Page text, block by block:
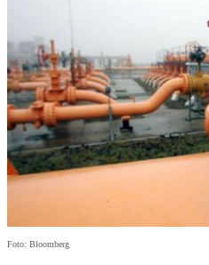
Foto: Bloomberg